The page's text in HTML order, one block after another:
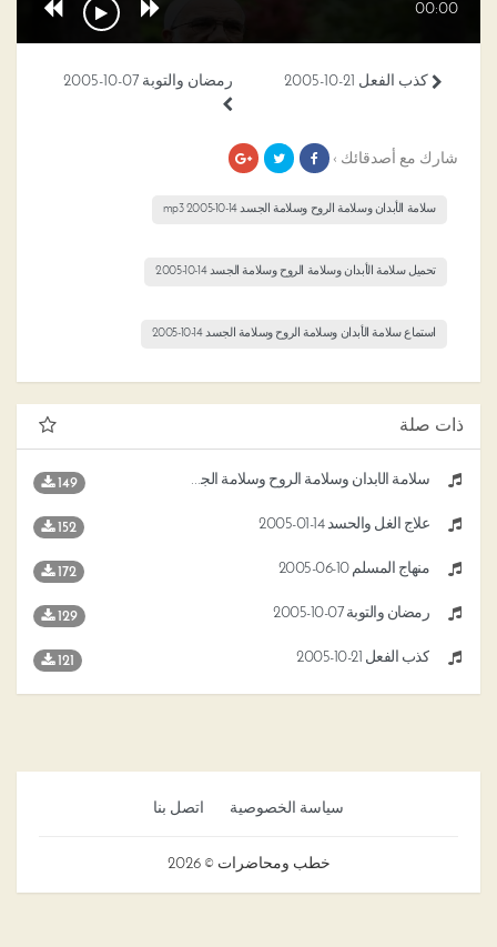
00:00
رمضان والتوبة 07-10-2005 كذب الفعل 21-10-2005
شارك مع أصدقائك ›
سلامة الأبدان وسلامة الروح وسلامة الجسد 14-10-2005 mp3
تحميل سلامة الأبدان وسلامة الروح وسلامة الجسد 14-10-2005
استماع سلامة الأبدان وسلامة الروح وسلامة الجسد 14-10-2005
ذات صلة
سلامة الأبدان وسلامة الروح وسلامة الجسد 14-10-2005 149
علاج الغل والحسد 14-01-2005 152
منهاج المسلم 10-06-2005 172
رمضان والتوبة 07-10-2005 129
كذب الفعل 21-10-2005 121
سياسة الخصوصية اتصل بنا
خطب ومحاضرات © 2026